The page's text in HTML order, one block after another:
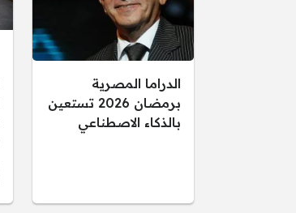
الدراما المصرية
برمضان 2026 تستعين
بالذكاء الاصطناعي